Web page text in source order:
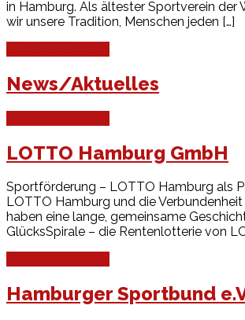
in Hamburg. Als ältester Sportverein der
wir unsere Tradition, Menschen jeden […]
News/Aktuelles
LOTTO Hamburg GmbH
Sportförderung – LOTTO Hamburg als
LOTTO Hamburg und die
haben eine lange, gemeinsame
GlücksSpirale – die Rentenlotterie von
Hamburger Sportbund